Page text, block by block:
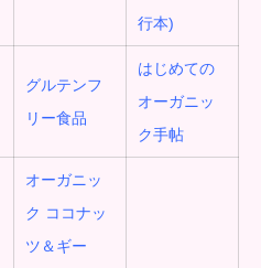
行本)
グルテンフ
リー食品
はじめての
オーガニッ
ク手帖
オーガニッ
ク ココナッ
ツ＆ギー